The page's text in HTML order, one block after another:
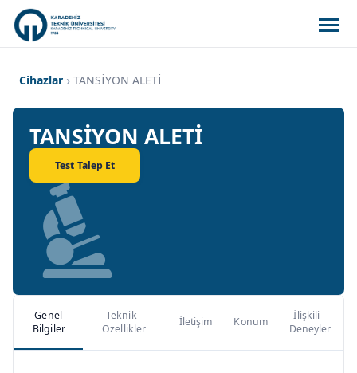
Cihazlar TANSİYON ALETİ
TANSİYON ALETİ
Test Talep Et
Genel
Bilgiler
Teknik
Özellikler
İletişim Konum
İlişkili
Deneyler